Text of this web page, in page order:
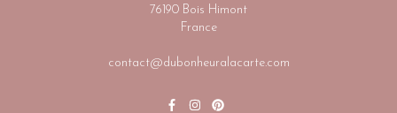
76190 Bois Himont
France
contact@dubonheuralacarte.com